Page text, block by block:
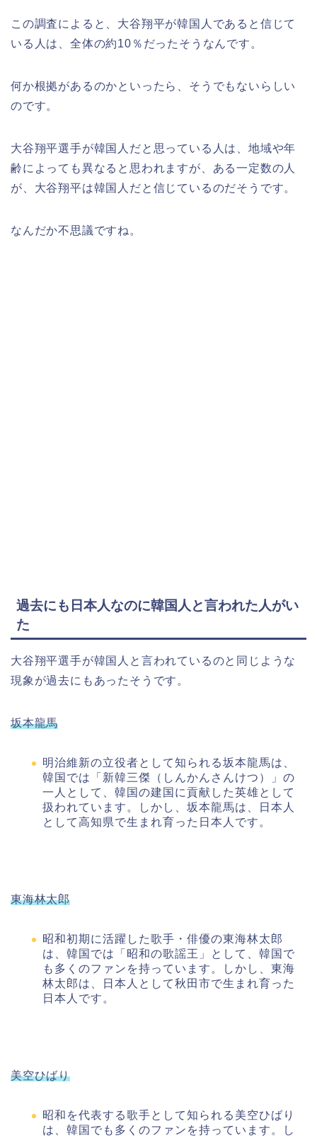
この調査によると、大谷翔平が韓国人であると信じて
いる人は、全体の約10％だったそうなんです。
何か根拠があるのかといったら、そうでもないらしい
のです。
大谷翔平選手が韓国人だと思っている人は、地域や年
齢によっても異なると思われますが、ある一定数の人
が、大谷翔平は韓国人だと信じているのだそうです。
なんだか不思議ですね。
過去にも日本人なのに韓国人と言われた人がい
た
大谷翔平選手が韓国人と言われているのと同じような
現象が過去にもあったそうです。
坂本龍馬
明治維新の立役者として知られる坂本龍馬は、
韓国では「新韓三傑（しんかんさんけつ）」の
一人として、韓国の建国に貢献した英雄として
扱われています。しかし、坂本龍馬は、日本人
として高知県で生まれ育った日本人です。
東海林太郎
昭和初期に活躍した歌手・俳優の東海林太郎
は、韓国では「昭和の歌謡王」として、韓国で
も多くのファンを持っています。しかし、東海
林太郎は、日本人として秋田市で生まれ育った
日本人です。
美空ひばり
昭和を代表する歌手として知られる美空ひばり
は、韓国でも多くのファンを持っています。し